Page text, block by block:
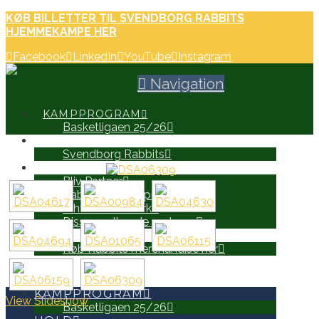
KØB BILLETTER TIL SVENDBORG RABBITS
HJEMMEKAMPE HER
Facebook LinkedIn YouTube Instagram
Navigation
KAMPPROGRAM
Basketligaen 25/26
Svendborg Rabbits
PARTNERE
Bliv Partner
Rabbits Partnerprospekt
Erhvervsnetværk
Disse er allerede partnere
WEB SHOP
Køb Rabbits merchandise her
SEARCH
KAMPPROGRAM
Basketligaen 25/26
View Slideshow